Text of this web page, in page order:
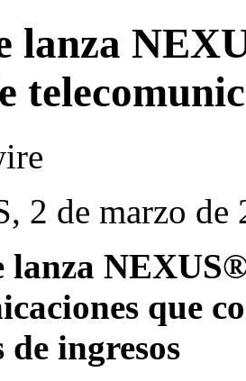
lanza
2 de marzo de
lanza
que
ingresos